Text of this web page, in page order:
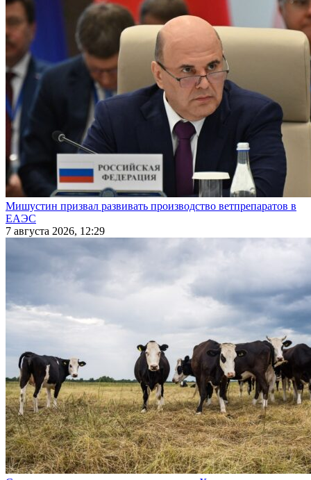
Мишустин призвал развивать производство ветпрепаратов в
ЕАЭС
7 августа 2026, 12:29